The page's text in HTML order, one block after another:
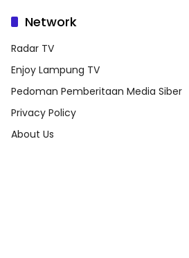
Network
Radar TV
Enjoy Lampung TV
Pedoman Pemberitaan Media Siber
Privacy Policy
About Us